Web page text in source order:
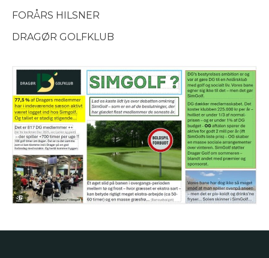
FORÅRS HILSNER
DRAGØR GOLFKLUB